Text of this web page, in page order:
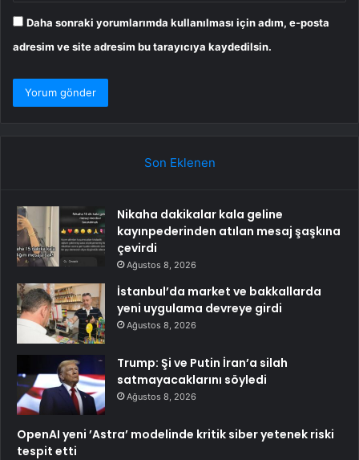
Daha sonraki yorumlarımda kullanılması için adım, e-posta
adresim ve site adresim bu tarayıcıya kaydedilsin.
Son Eklenen
Nikaha dakikalar kala geline
kayınpederinden atılan mesaj şaşkına
çevirdi
Ağustos 8, 2026
İstanbul’da market ve bakkallarda
yeni uygulama devreye girdi
Ağustos 8, 2026
Trump: Şi ve Putin İran’a silah
satmayacaklarını söyledi
Ağustos 8, 2026
OpenAI yeni ’Astra’ modelinde kritik siber yetenek riski
tespit etti